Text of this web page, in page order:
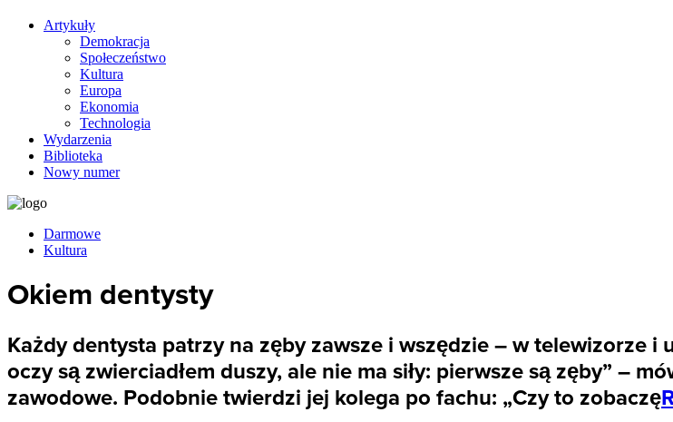
Artykuły
Demokracja
Społeczeństwo
Kultura
Europa
Ekonomia
Technologia
Wydarzenia
Biblioteka
Nowy numer
Darmowe
Kultura
Okiem dentysty
Każdy dentysta patrzy na zęby zawsze i wszędzie – w telewizorze
oczy są zwierciadłem duszy, ale nie ma siły: pierwsze są zęby” –
zawodowe. Podobnie twierdzi jej kolega po fachu: „Czy to zobaczę